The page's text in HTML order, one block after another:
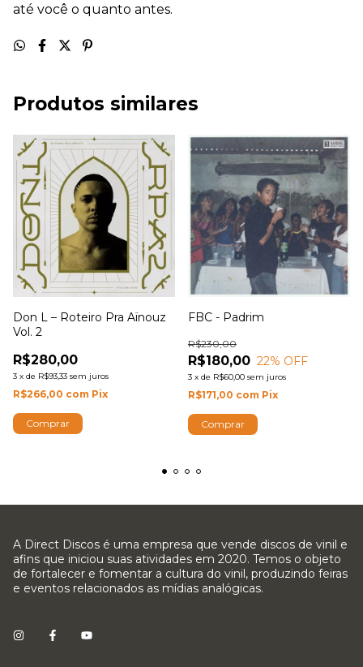
até você o quanto antes.
Produtos similares
Don L – Roteiro Pra Aïnouz
Vol. 2
R$280,00
3 x de R$93,33 sem juros
R$266,00 com Pix
FBC - Padrim
R$180,00
R$230,00
22% OFF
3 x de R$60,00 sem juros
R$171,00 com Pix
A Direct Discos é uma empresa que vende discos de vinil e
afins que iniciou suas atividades em 2020. Temos o objeto
de fortalecer e fomentar a cultura do vinil, produzindo feiras
e eventos relacionados as mídias analógicas.